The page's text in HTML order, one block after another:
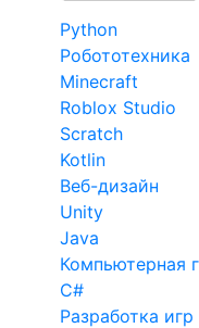
Python
Робототехника
Minecraft
Roblox Studio
Scratch
Kotlin
Веб-дизайн
Unity
Java
Компьютерная
C#
Разработка игр